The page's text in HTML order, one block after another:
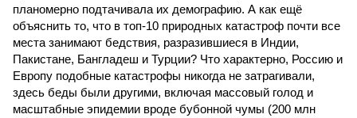
планомерно подтачивала их демографию. А как ещё
объяснить то, что в топ-10 природных катастроф почти все
места занимают бедствия, разразившиеся в Индии,
Пакистане, Бангладеш и Турции? Что характерно, Россию и
Европу подобные катастрофы никогда не затрагивали,
здесь беды были другими, включая массовый голод и
масштабные эпидемии вроде бубонной чумы (200 млн